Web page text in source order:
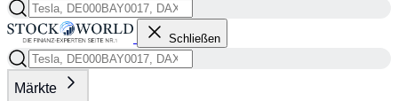
Schließen
Märkte